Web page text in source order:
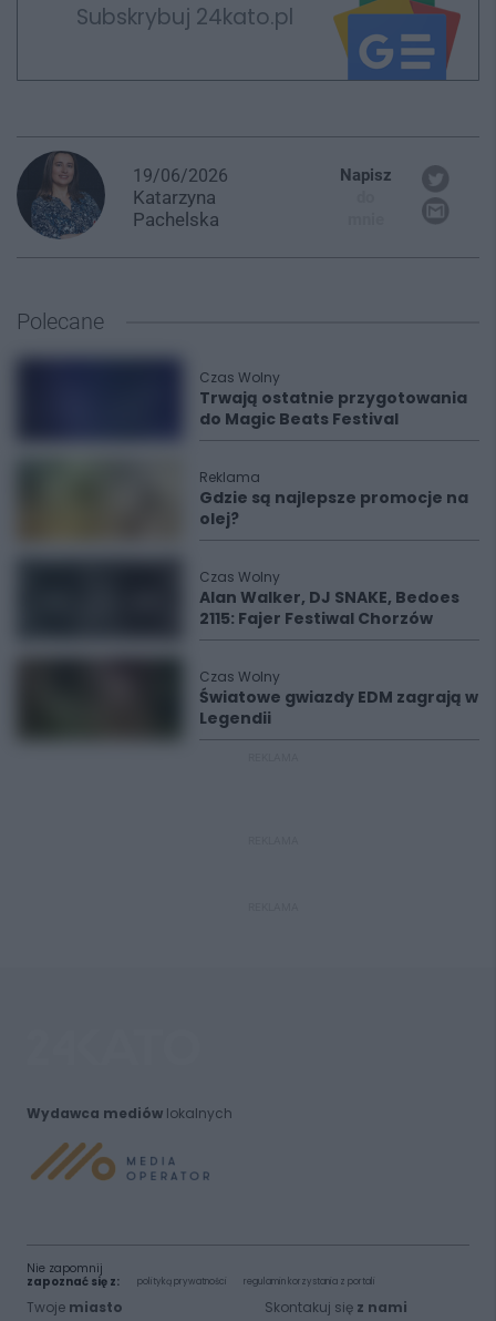
Subskrybuj 24kato.pl
19/06/2026
Katarzyna
Pachelska
Napisz
Polecane
Czas Wolny
Trwają ostatnie przygotowania
do Magic Beats Festival
Reklama
Gdzie są najlepsze promocje na
olej?
Czas Wolny
Alan Walker, DJ SNAKE, Bedoes
2115: Fajer Festiwal Chorzów
Czas Wolny
Światowe gwiazdy EDM zagrają w
Legendii
Wydawca mediówlokalnych
Nie zapomnij
zapoznać się z:
polityką prywatności regulamin korzystania z portali
Twoje miasto Skontakuj się z nami